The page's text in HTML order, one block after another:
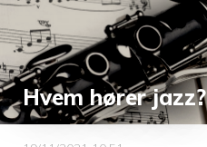
Hvem hører jazz?